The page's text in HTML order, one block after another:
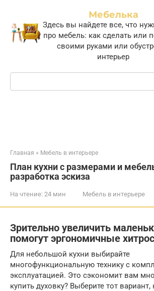
контенту
Мебелька
Здесь вы найдете все, что
про мебель: как сделать или
своими руками или
интерьер
Поиск:
Главная » Мебель в интерьере
План кухни с размерами и
разработка эскиза
На чтение: 24 мин Мебель в интерьере
Зрительно увеличить
помогут эргономичные
Для небольшой кухни выбирайте
многофункциональную технику с
эксплуатацией. Это сэкономит вам
купить духовку? Выберите тот